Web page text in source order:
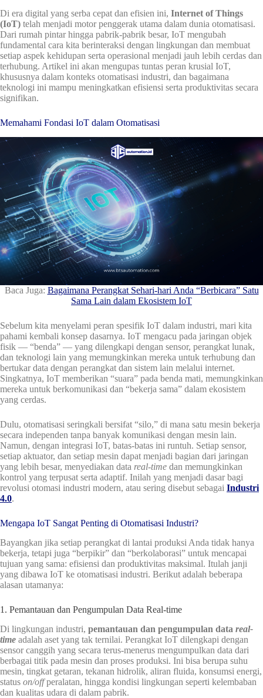
Di era digital yang serba cepat dan efisien ini, Internet of Things
(IoT) telah menjadi motor penggerak utama dalam dunia otomatisasi.
Dari rumah pintar hingga pabrik-pabrik besar, IoT mengubah
fundamental cara kita berinteraksi dengan lingkungan dan membuat
setiap aspek kehidupan serta operasional menjadi jauh lebih cerdas dan
terhubung. Artikel ini akan mengupas tuntas peran krusial IoT,
khususnya dalam konteks otomatisasi industri, dan bagaimana
teknologi ini mampu meningkatkan efisiensi serta produktivitas secara
signifikan.
Memahami Fondasi IoT dalam Otomatisasi
Baca Juga: Bagaimana Perangkat Sehari-hari Anda “Berbicara” Satu
Sama Lain dalam Ekosistem IoT
Sebelum kita menyelami peran spesifik IoT dalam industri, mari kita
pahami kembali konsep dasarnya. IoT mengacu pada jaringan objek
fisik — “benda” — yang dilengkapi dengan sensor, perangkat lunak,
dan teknologi lain yang memungkinkan mereka untuk terhubung dan
bertukar data dengan perangkat dan sistem lain melalui internet.
Singkatnya, IoT memberikan “suara” pada benda mati, memungkinkan
mereka untuk berkomunikasi dan “bekerja sama” dalam ekosistem
yang cerdas.
Dulu, otomatisasi seringkali bersifat “silo,” di mana satu mesin bekerja
secara independen tanpa banyak komunikasi dengan mesin lain.
Namun, dengan integrasi IoT, batas-batas ini runtuh. Setiap sensor,
setiap aktuator, dan setiap mesin dapat menjadi bagian dari jaringan
yang lebih besar, menyediakan data real-time dan memungkinkan
kontrol yang terpusat serta adaptif. Inilah yang menjadi dasar bagi
revolusi otomasi industri modern, atau sering disebut sebagai Industri
4.0.
Mengapa IoT Sangat Penting di Otomatisasi Industri?
Bayangkan jika setiap perangkat di lantai produksi Anda tidak hanya
bekerja, tetapi juga “berpikir” dan “berkolaborasi” untuk mencapai
tujuan yang sama: efisiensi dan produktivitas maksimal. Itulah janji
yang dibawa IoT ke otomatisasi industri. Berikut adalah beberapa
alasan utamanya:
1. Pemantauan dan Pengumpulan Data Real-time
Di lingkungan industri, pemantauan dan pengumpulan data real-
time adalah aset yang tak ternilai. Perangkat IoT dilengkapi dengan
sensor canggih yang secara terus-menerus mengumpulkan data dari
berbagai titik pada mesin dan proses produksi. Ini bisa berupa suhu
mesin, tingkat getaran, tekanan hidrolik, aliran fluida, konsumsi energi,
status on/offperalatan, hingga kondisi lingkungan seperti kelembaban
dan kualitas udara di dalam pabrik.